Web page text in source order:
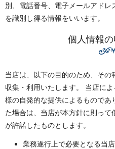
別、電話番号、電子メールアドレ
を識別し得る情報をいいます。
個人情報
当店は、以下の目的のため、そ
収集・利用いたします。 当店に
様の自発的な提供によるもので
た場合は、当店が本方針に則っ
が許諾したものとします。
業務遂行上で必要となる当